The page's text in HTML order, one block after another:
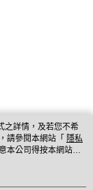
之詳情，及若您不希
請參閱本網站「 隱私
本公司得按本網站使